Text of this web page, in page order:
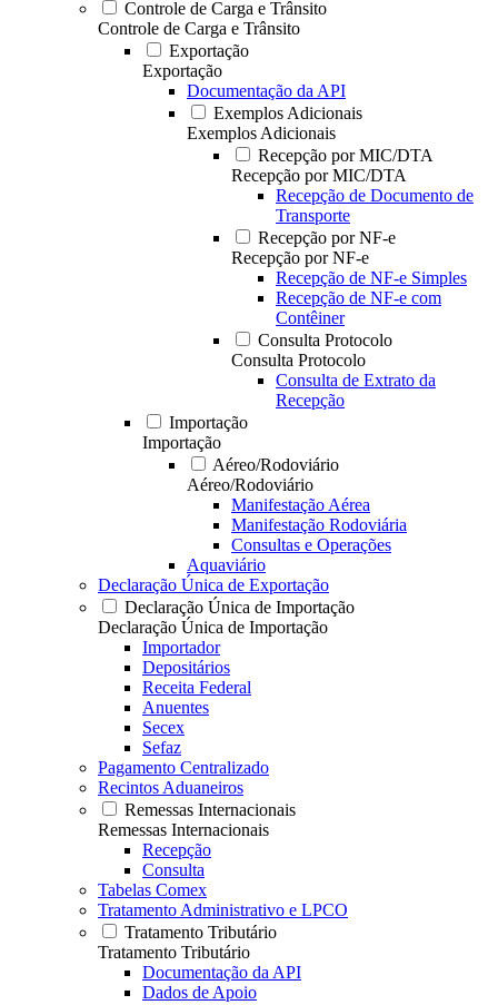
Controle de Carga e Trânsito
Controle de Carga e Trânsito
Exportação
Exportação
Documentação da API
Exemplos Adicionais
Exemplos Adicionais
Recepção por MIC/DTA
Recepção por MIC/DTA
Recepção de Documento de
Transporte
Recepção por NF-e
Recepção por NF-e
Recepção de NF-e Simples
Recepção de NF-e com
Contêiner
Consulta Protocolo
Consulta Protocolo
Consulta de Extrato da
Recepção
Importação
Importação
Aéreo/Rodoviário
Aéreo/Rodoviário
Manifestação Aérea
Manifestação Rodoviária
Consultas e Operações
Aquaviário
Declaração Única de Exportação
Declaração Única de Importação
Declaração Única de Importação
Importador
Depositários
Receita Federal
Anuentes
Secex
Sefaz
Pagamento Centralizado
Recintos Aduaneiros
Remessas Internacionais
Remessas Internacionais
Recepção
Consulta
Tabelas Comex
Tratamento Administrativo e LPCO
Tratamento Tributário
Tratamento Tributário
Documentação da API
Dados de Apoio